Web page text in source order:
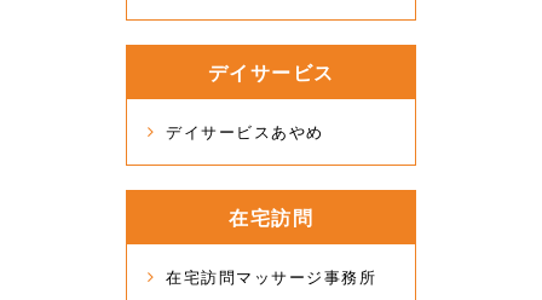
デイサービス
デイサービスあやめ
在宅訪問
在宅訪問マッサージ事務所